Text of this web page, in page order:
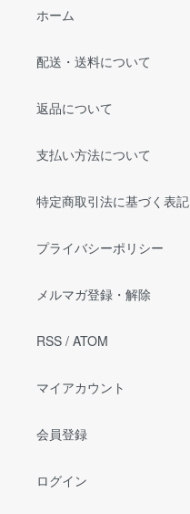
ホーム
配送・送料について
返品について
支払い方法について
特定商取引法に基づく表記
プライバシーポリシー
メルマガ登録・解除
RSS / ATOM
マイアカウント
会員登録
ログイン